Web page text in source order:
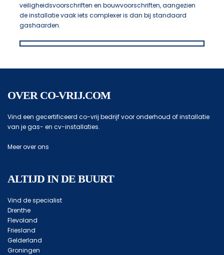
veiligheidsvoorschriften en bouwvoorschriften, aangezien
de installatie vaak iets complexer is dan bij standaard
gashaarden.
OVER CO-VRIJ.COM
Vind een gecertificeerd co-vrij bedrijf voor onderhoud of installatie
van je gas- en cv-installaties.
Meer over ons
ALTIJD IN DE BUURT
Vind de specialist
Drenthe
Flevoland
Friesland
Gelderland
Groningen